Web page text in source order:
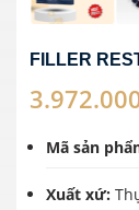
FILLER
Mã sản
Xuất xứ: